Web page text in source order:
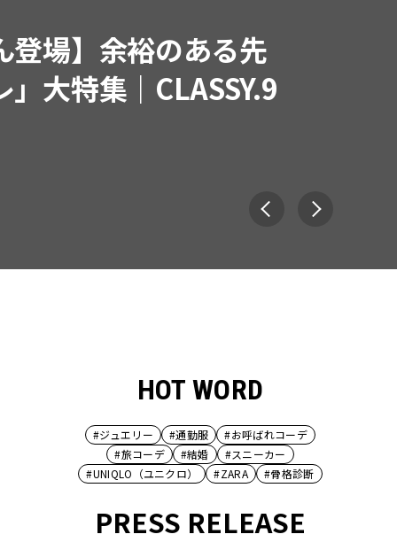
登場】余裕のある先
大特集｜CLASSY.9
HOT WORD
#ジュエリー #通勤服
#お呼ばれコーデ
#旅コーデ
#結婚
#スニーカー
#UNIQLO（ユニクロ）
#ZARA #骨格診断
PRESS RELEASE